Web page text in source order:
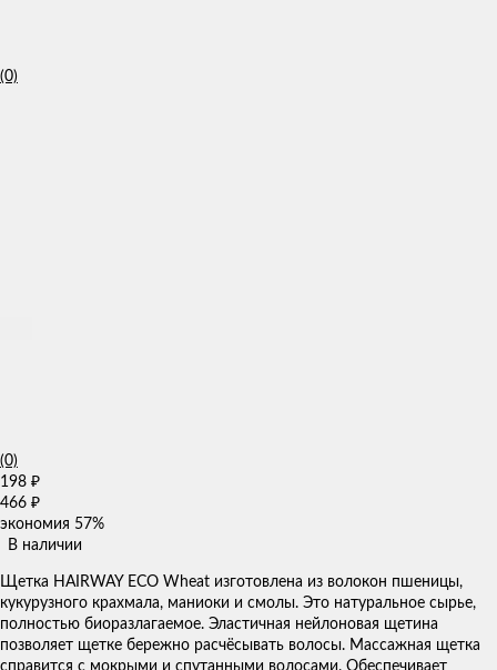
(0)
(0)
198 ₽
466 ₽
экономия 57%
В наличии
Щетка HAIRWAY ECO Wheat изготовлена из волокон пшеницы,
кукурузного крахмала, маниоки и смолы. Это натуральное сырье,
полностью биоразлагаемое. Эластичная нейлоновая щетина
позволяет щетке бережно расчёсывать волосы. Массажная щетка
справится с мокрыми и спутанными волосами. Обеспечивает